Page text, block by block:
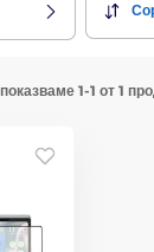
1-1 от 1